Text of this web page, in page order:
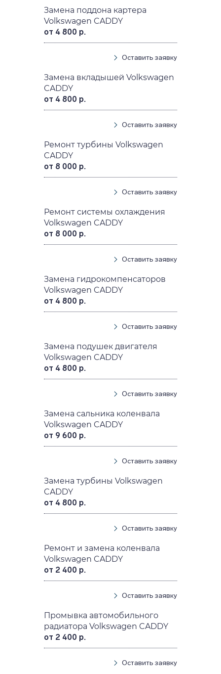
Замена поддона картера
Volkswagen CADDY
от 4 800 р.
Оставить заявку
Замена вкладышей Volkswagen
CADDY
от 4 800 р.
Оставить заявку
Ремонт турбины Volkswagen
CADDY
от 8 000 р.
Оставить заявку
Ремонт системы охлаждения
Volkswagen CADDY
от 8 000 р.
Оставить заявку
Замена гидрокомпенсаторов
Volkswagen CADDY
от 4 800 р.
Оставить заявку
Замена подушек двигателя
Volkswagen CADDY
от 4 800 р.
Оставить заявку
Замена сальника коленвала
Volkswagen CADDY
от 9 600 р.
Оставить заявку
Замена турбины Volkswagen
CADDY
от 4 800 р.
Оставить заявку
Ремонт и замена коленвала
Volkswagen CADDY
от 2 400 р.
Оставить заявку
Промывка автомобильного
радиатора Volkswagen CADDY
от 2 400 р.
Оставить заявку